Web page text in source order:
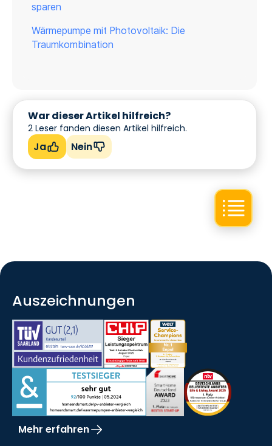
sparen
Wärmepumpe mit Photovoltaik: Die
Traumkombination
War dieser Artikel hilfreich?
2 Leser fanden diesen Artikel hilfreich.
Ja Nein
Auszeichnungen
Mehr erfahren